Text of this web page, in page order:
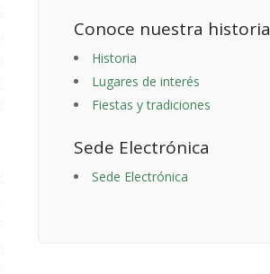
Conoce nuestra historia
Historia
Lugares de interés
Fiestas y tradiciones
Sede Electrónica
Sede Electrónica